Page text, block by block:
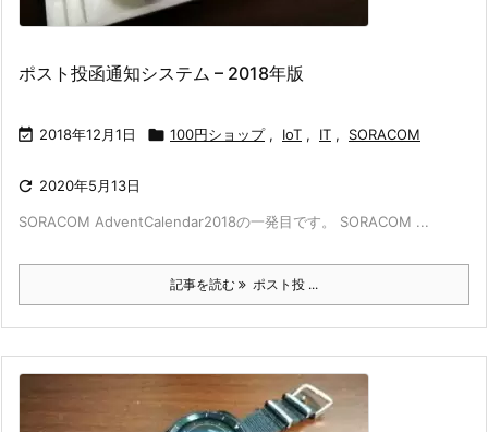
ポスト投函通知システム – 2018年版
 2018年12月1日  100円ショップ , IoT , IT , SORACOM
 2020年5月13日
SORACOM AdventCalendar2018の一発目です。 SORACOM ...
記事を読む ポスト投 ...